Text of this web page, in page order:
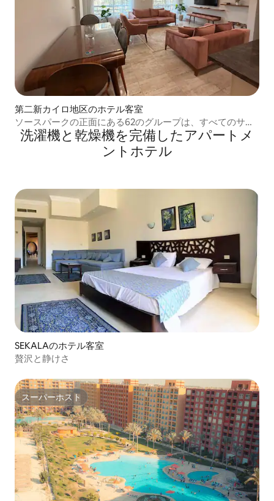
第二新カイロ地区のホテル客室
ソースパークの正面にある62のグループは、すべてのサー
ビスの場所に直接あります
洗濯機と乾燥機を完備したアパートメ
ントホテル
SEKALAのホテル客室
贅沢と静けさ
スーパーホスト
スーパーホスト